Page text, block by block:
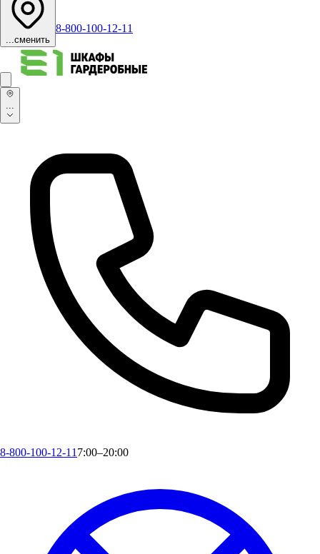
...сменить
8-800-100-12-11
...
8-800-100-12-11 7:00–20:00